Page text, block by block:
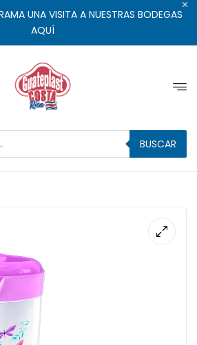
UNA VISITA A NUESTRAS BODEGAS
AQUÍ
BUSCAR